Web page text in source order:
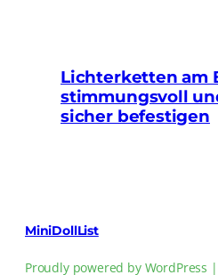
Lichterketten am
stimmungsvoll
sicher befestigen
MiniDollList
Proudly powered by WordPress |